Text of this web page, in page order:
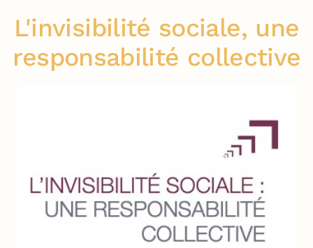
L'invisibilité sociale, une
responsabilité collective